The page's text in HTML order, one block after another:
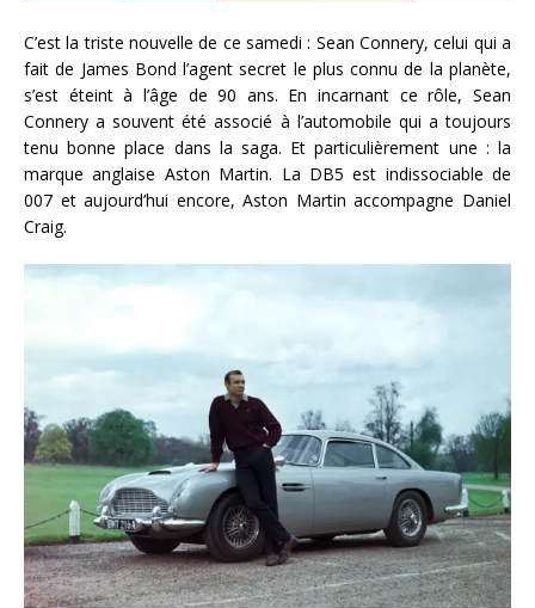
C’est la triste nouvelle de ce samedi : Sean Connery, celui qui a
fait de James Bond l’agent secret le plus connu de la planète,
s’est éteint à l’âge de 90 ans. En incarnant ce rôle, Sean
Connery a souvent été associé à l’automobile qui a toujours
tenu bonne place dans la saga. Et particulièrement une : la
marque anglaise Aston Martin. La DB5 est indissociable de
007 et aujourd’hui encore, Aston Martin accompagne Daniel
Craig.